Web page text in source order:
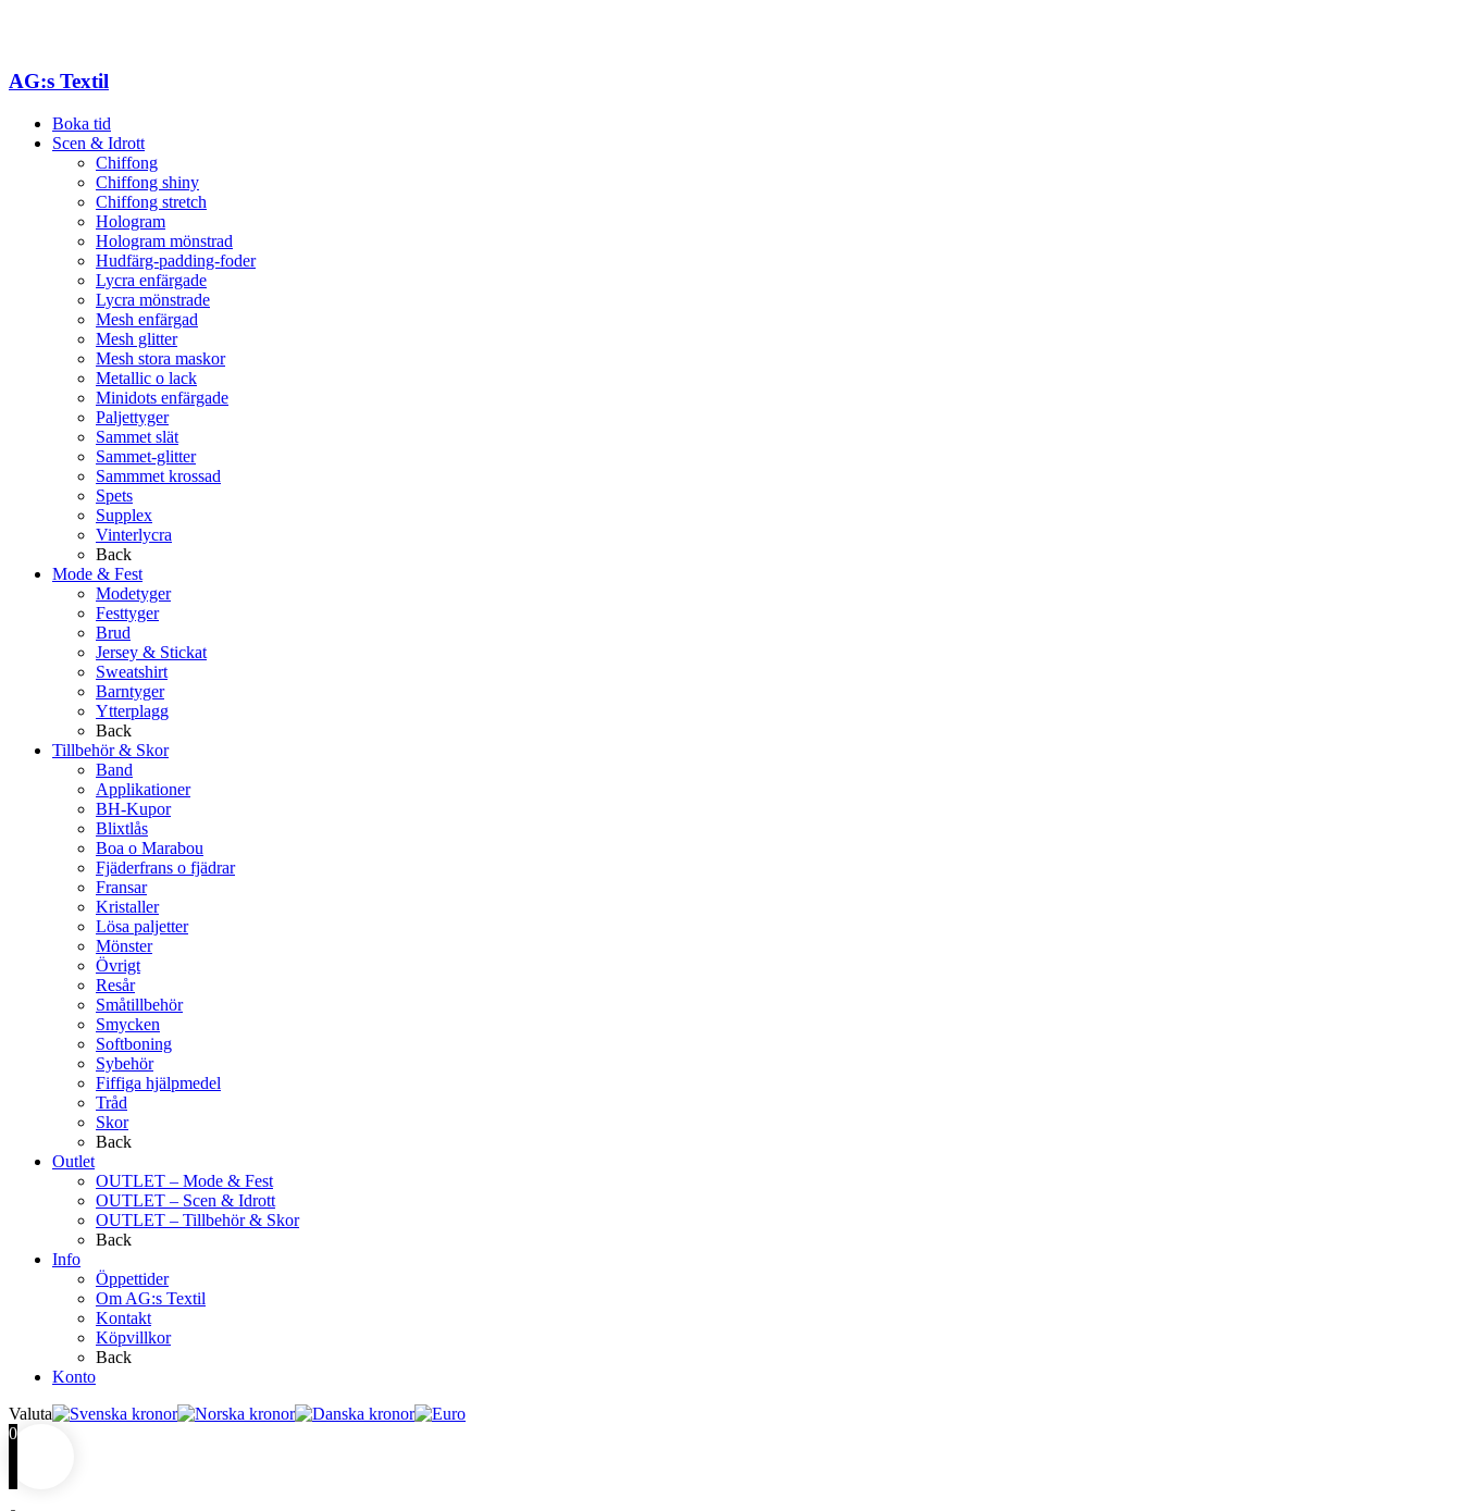
AG:s Textil
Boka tid
Scen & Idrott
Chiffong
Chiffong shiny
Chiffong stretch
Hologram
Hologram mönstrad
Hudfärg-padding-foder
Lycra enfärgade
Lycra mönstrade
Mesh enfärgad
Mesh glitter
Mesh stora maskor
Metallic o lack
Minidots enfärgade
Paljettyger
Sammet slät
Sammet-glitter
Sammmet krossad
Spets
Supplex
Vinterlycra
Back
Mode & Fest
Modetyger
Festtyger
Brud
Jersey & Stickat
Sweatshirt
Barntyger
Ytterplagg
Back
Tillbehör & Skor
Band
Applikationer
BH-Kupor
Blixtlås
Boa o Marabou
Fjäderfrans o fjädrar
Fransar
Kristaller
Lösa paljetter
Mönster
Övrigt
Resår
Småtillbehör
Smycken
Softboning
Sybehör
Fiffiga hjälpmedel
Tråd
Skor
Back
Outlet
OUTLET – Mode & Fest
OUTLET – Scen & Idrott
OUTLET – Tillbehör & Skor
Back
Info
Öppettider
Om AG:s Textil
Kontakt
Köpvillkor
Back
Konto
Valuta
0